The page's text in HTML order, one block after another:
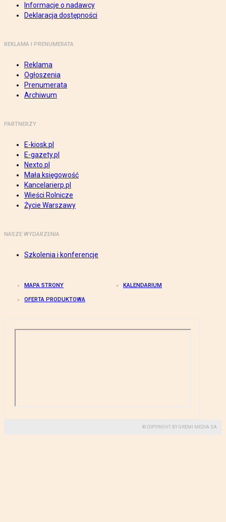
Informacje o nadawcy
Deklaracja dostępności
REKLAMA I PRENUMERATA
Reklama
Ogłoszenia
Prenumerata
Archiwum
PARTNERZY
E-kiosk.pl
E-gazety.pl
Nexto.pl
Mała księgowość
Kancelarierp.pl
Wieści Rolnicze
Życie Warszawy
NASZE WYDARZENIA
Szkolenia i konferencje
MAPA STRONY KALENDARIUM
OFERTA PRODUKTOWA
© COPYRIGHT BY GREMI MEDIA SA